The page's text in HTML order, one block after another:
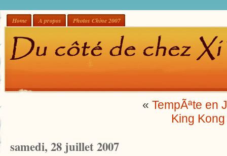
Home A propos Photos Chine 2007
« TempÃªte en
King Kong
samedi, 28 juillet 2007